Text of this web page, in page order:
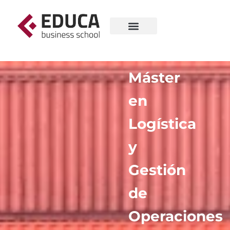
Máster
en
Logística
y
Gestión
de
Operaciones